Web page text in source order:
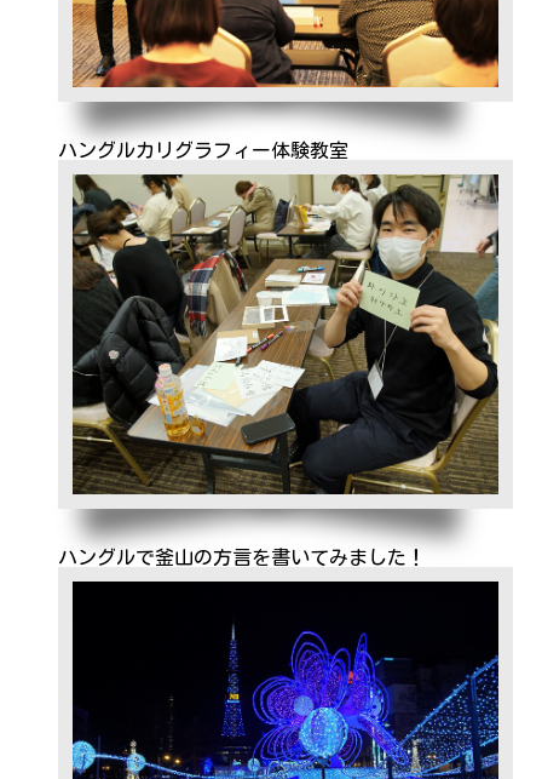
ハングルカリグラフィー体験教室
ハングルで釜山の方言を書いてみました！